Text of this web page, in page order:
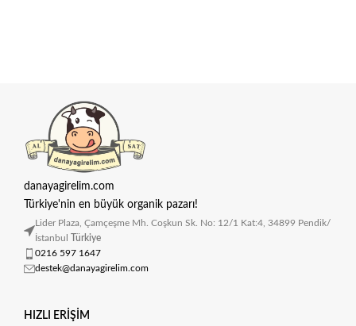
danayagirelim.com
Türkiye'nin en büyük organik pazarı!
Lider Plaza, Çamçeşme Mh. Coşkun Sk. No: 12/1 Kat:4, 34899 Pendik/
İstanbul
Türkiye
0216 597 1647
destek@danayagirelim.com
HIZLI ERIŞIM